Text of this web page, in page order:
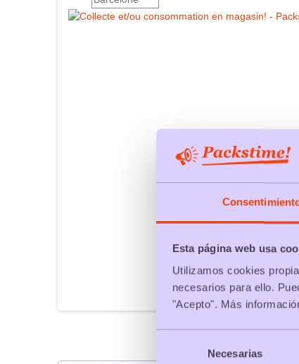
Esta página web usa
Utilizamos cookies
necesarios para ello.
"Acepto". Más
Necesarias